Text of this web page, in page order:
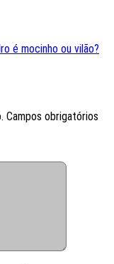
é mocinho ou vilão?
Campos obrigatórios